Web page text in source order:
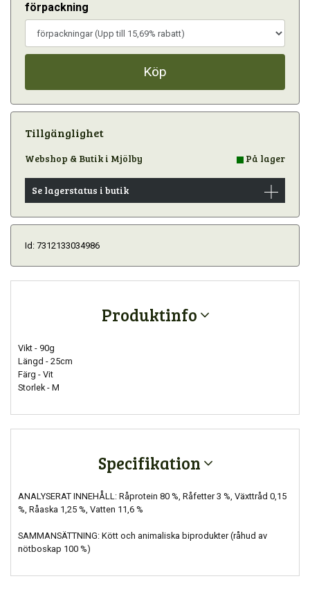
förpackning
Köp
Tillgänglighet
Webshop & Butik i Mjölby På lager
Se lagerstatus i butik
Id: 7312133034986
Produktinfo
Vikt - 90g
Längd - 25cm
Färg - Vit
Storlek - M
Specifikation
ANALYSERAT INNEHÅLL: Råprotein 80 %, Råfetter 3 %, Växttråd 0,15
%, Råaska 1,25 %, Vatten 11,6 %
SAMMANSÄTTNING: Kött och animaliska biprodukter (råhud av
nötboskap 100 %)